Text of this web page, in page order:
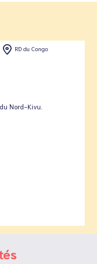
RD du Congo
Nord-Kivu.